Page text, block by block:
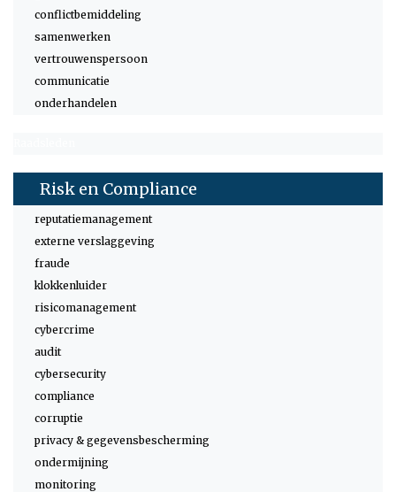
conflictbemiddeling
samenwerken
vertrouwenspersoon
communicatie
onderhandelen
Risk en Compliance
reputatiemanagement
externe verslaggeving
fraude
klokkenluider
risicomanagement
cybercrime
audit
cybersecurity
compliance
corruptie
privacy & gegevensbescherming
ondermijning
monitoring